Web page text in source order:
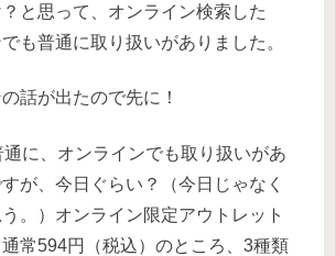
と思って、オンライン検索した
も普通に取り扱いがありました。
話が出たので先に！
に、オンラインでも取り扱いがあ
が、今日ぐらい？（今日じゃなく
。）オンライン限定アウトレット
常594円（税込）のところ、3種類